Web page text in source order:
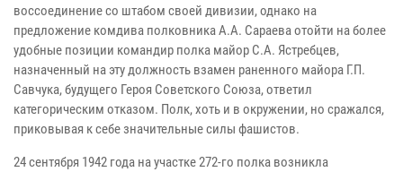
воссоединение со штабом своей дивизии, однако на
предложение комдива полковника А.А. Сараева отойти на более
удобные позиции командир полка майор С.А. Ястребцев,
назначенный на эту должность взамен раненного майора Г.П.
Савчука, будущего Героя Советского Союза, ответил
категорическим отказом. Полк, хоть и в окружении, но сражался,
приковывая к себе значительные силы фашистов.
24 сентября 1942 года на участке 272-го полка возникла